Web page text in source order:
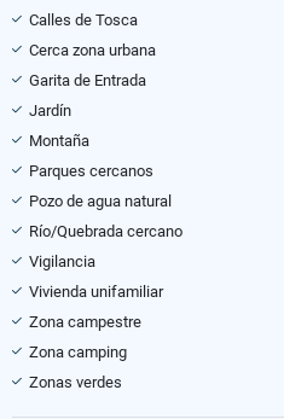
Calles de Tosca
Cerca zona urbana
Garita de Entrada
Jardín
Montaña
Parques cercanos
Pozo de agua natural
Río/Quebrada cercano
Vigilancia
Vivienda unifamiliar
Zona campestre
Zona camping
Zonas verdes